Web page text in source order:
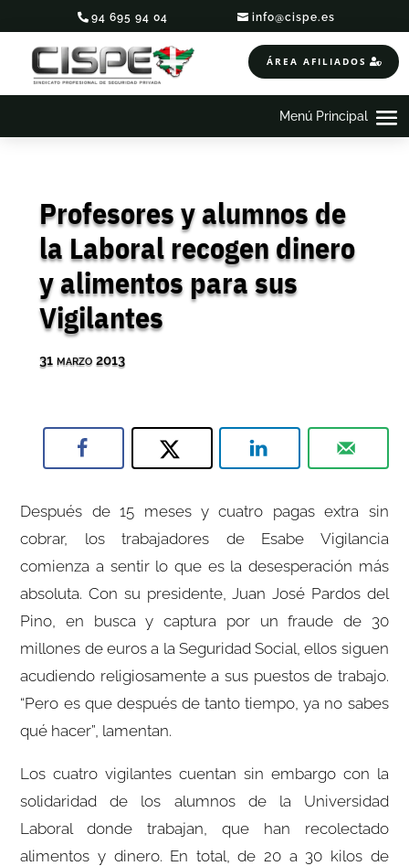
94 695 94 04 info@cispe.es
ÁREA AFILIADOS
Profesores y alumnos de
la Laboral recogen dinero
y alimentos para sus
Vigilantes
31 marzo 2013
Después de 15 meses y cuatro pagas extra sin
cobrar, los trabajadores de Esabe Vigilancia
comienza a sentir lo que es la desesperación más
absoluta. Con su presidente, Juan José Pardos del
Pino, en busca y captura por un fraude de 30
millones de euros a la Seguridad Social, ellos siguen
acudiendo religiosamente a sus puestos de trabajo.
“Pero es que después de tanto tiempo, ya no sabes
qué hacer”, lamentan.
Los cuatro vigilantes cuentan sin embargo con la
solidaridad de los alumnos de la Universidad
Laboral donde trabajan, que han recolectado
alimentos y dinero. En total, de 20 a 30 kilos de